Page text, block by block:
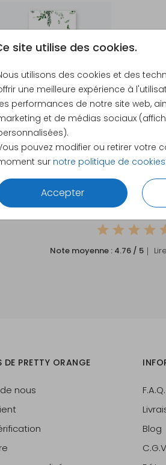
site utilise des cookies.
utilisons des cookies et des
une meilleure expérience à
performances de notre site web,
et de médias sociaux
pouvez modifier ou retirer votre
sur notre politique de cookies
Accepter
pas
CE QUE NOS CLIENTS
Note moyenne : 4.76 / 5 ｜
DE PRETTY ORANGE
nous
F.A.Q.
Blog